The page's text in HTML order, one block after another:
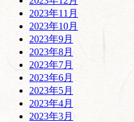
2023年11月
2023年10月
2023年9月
2023年8月
2023年7月
2023年6月
2023年5月
2023年4月
2023年3月